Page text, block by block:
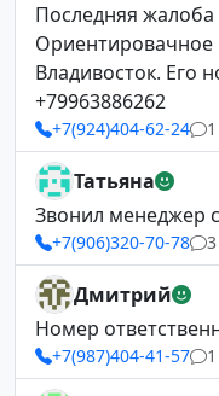
Последняя жалоба
Ориентировачное
Владивосток. Его
+79963886262
+7(924)404-62-24 1
Татьяна
Звонил менеджер
+7(906)320-70-78 3
Дмитрий
Номер
+7(987)404-41-57 1